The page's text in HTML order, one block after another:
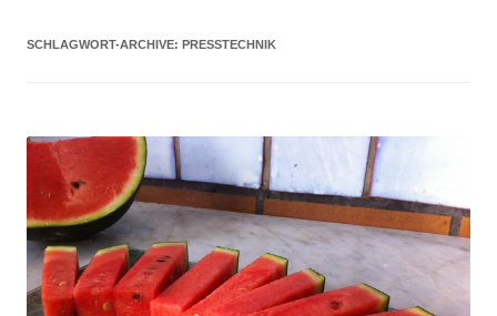
SCHLAGWORT-ARCHIVE: PRESSTECHNIK